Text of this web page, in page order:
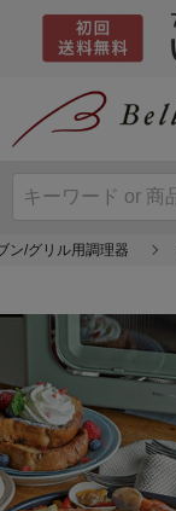
ン/グリル用調理器